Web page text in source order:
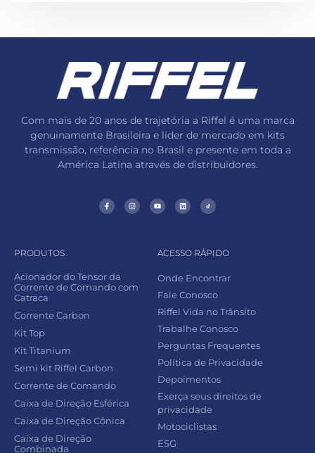
Com mais de 20 anos de trajetória a Riffel é uma marca
genuinamente Brasileira e líder de mercado em kits
transmissão, referência no Brasil e presente em toda a
América Latina através de distribuidores.
PRODUTOS
Acionador do Tensor da
Corrente de Comando com
Catraca
Corrente Carbon
Kit Top
Kit Titanium
Semi kit Riffel Carbon
Corrente de Comando
Caixa de Direção Esférica
Caixa de Direção Cônica
Caixa de Direção
Combinada
ACESSO RÁPIDO
Onde Encontrar
Fale Conosco
Riffel Vida no Trânsito
Trabalhe Conosco
Perguntas Frequentes
Política de Privacidade
Depoimentos
Exerça seus direitos de
privacidade
Motociclistas
ESG